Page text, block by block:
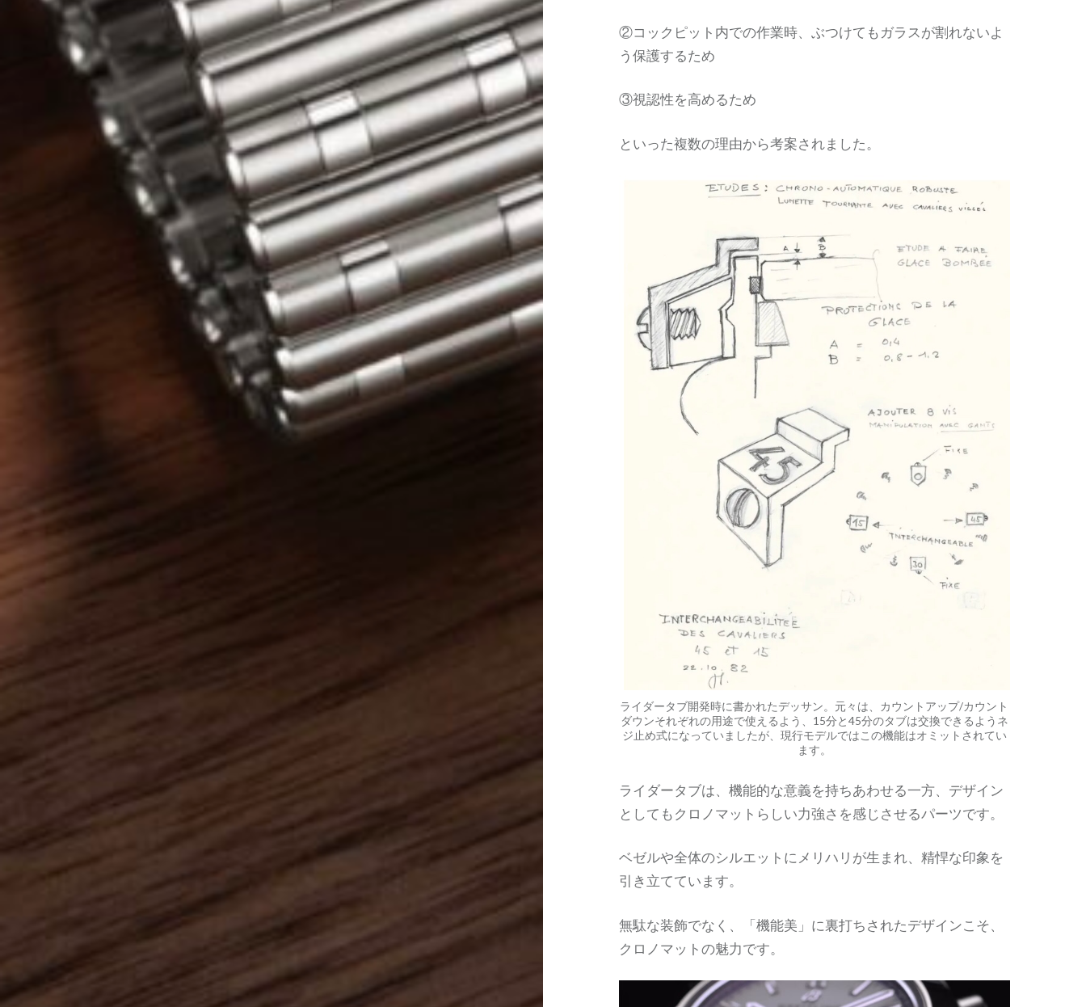
②コックピット内での作業時、ぶつけてもガラスが割れないよ
う保護するため
③視認性を高めるため
といった複数の理由から考案されました。
ライダータブ開発時に書かれたデッサン。元々は、カウントアップ/カウント
ダウンそれぞれの用途で使えるよう、15分と45分のタブは交換できるようネ
ジ止め式になっていましたが、現行モデルではこの機能はオミットされてい
ます。
ライダータブは、機能的な意義を持ちあわせる一方、デザイン
としてもクロノマットらしい力強さを感じさせるパーツです。
ベゼルや全体のシルエットにメリハリが生まれ、精悍な印象を
引き立てています。
無駄な装飾でなく、「機能美」に裏打ちされたデザインこそ、
クロノマットの魅力です。